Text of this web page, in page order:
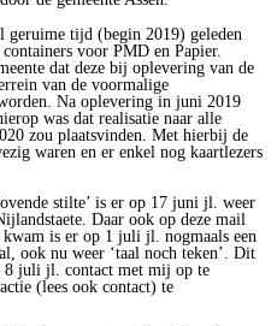
tijd (begin 2019) geleden
voor PMD en Papier.
dat deze bij oplevering van de
van de voormalige
Na oplevering in juni 2019
was dat realisatie naar alle
zou plaatsvinden. Met hierbij de
waren en er enkel nog kaartlezers
stilte’ is er op 17 juni jl. weer
Daar ook op deze mail
is er op 1 juli jl. nogmaals een
ook nu weer ‘taal noch teken’. Dit
8 juli jl. contact met mij op te
(lees ook contact) te